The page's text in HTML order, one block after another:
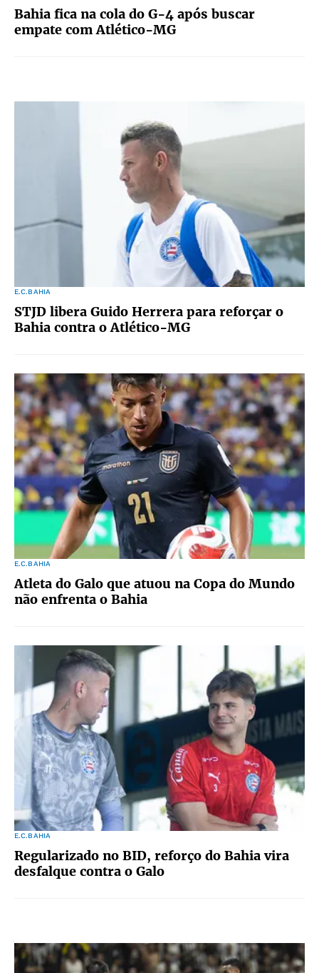
Bahia fica na cola do G-4 após buscar
empate com Atlético-MG
E.C.BAHIA
STJD libera Guido Herrera para reforçar o
Bahia contra o Atlético-MG
E.C.BAHIA
Atleta do Galo que atuou na Copa do Mundo
não enfrenta o Bahia
E.C.BAHIA
Regularizado no BID, reforço do Bahia vira
desfalque contra o Galo